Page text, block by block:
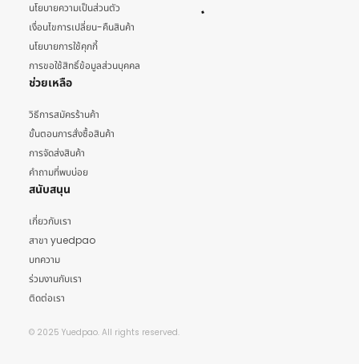
นโยบายความเป็นส่วนตัว
เงื่อนไขการเปลี่ยน-คืนสินค้า
นโยบายการใช้คุกกี้
การขอใช้สิทธิ์ข้อมูลส่วนบุคคล
ช่วยเหลือ
วิธีการสมัครร้านค้า
ขั้นตอนการสั่งซื้อสินค้า
การจัดส่งสินค้า
คำถามที่พบบ่อย
สนับสนุน
เกี่ยวกับเรา
สาขา yuedpao
บทความ
ร่วมงานกับเรา
ติดต่อเรา
© 2025 Yuedpao. All rights reserved.